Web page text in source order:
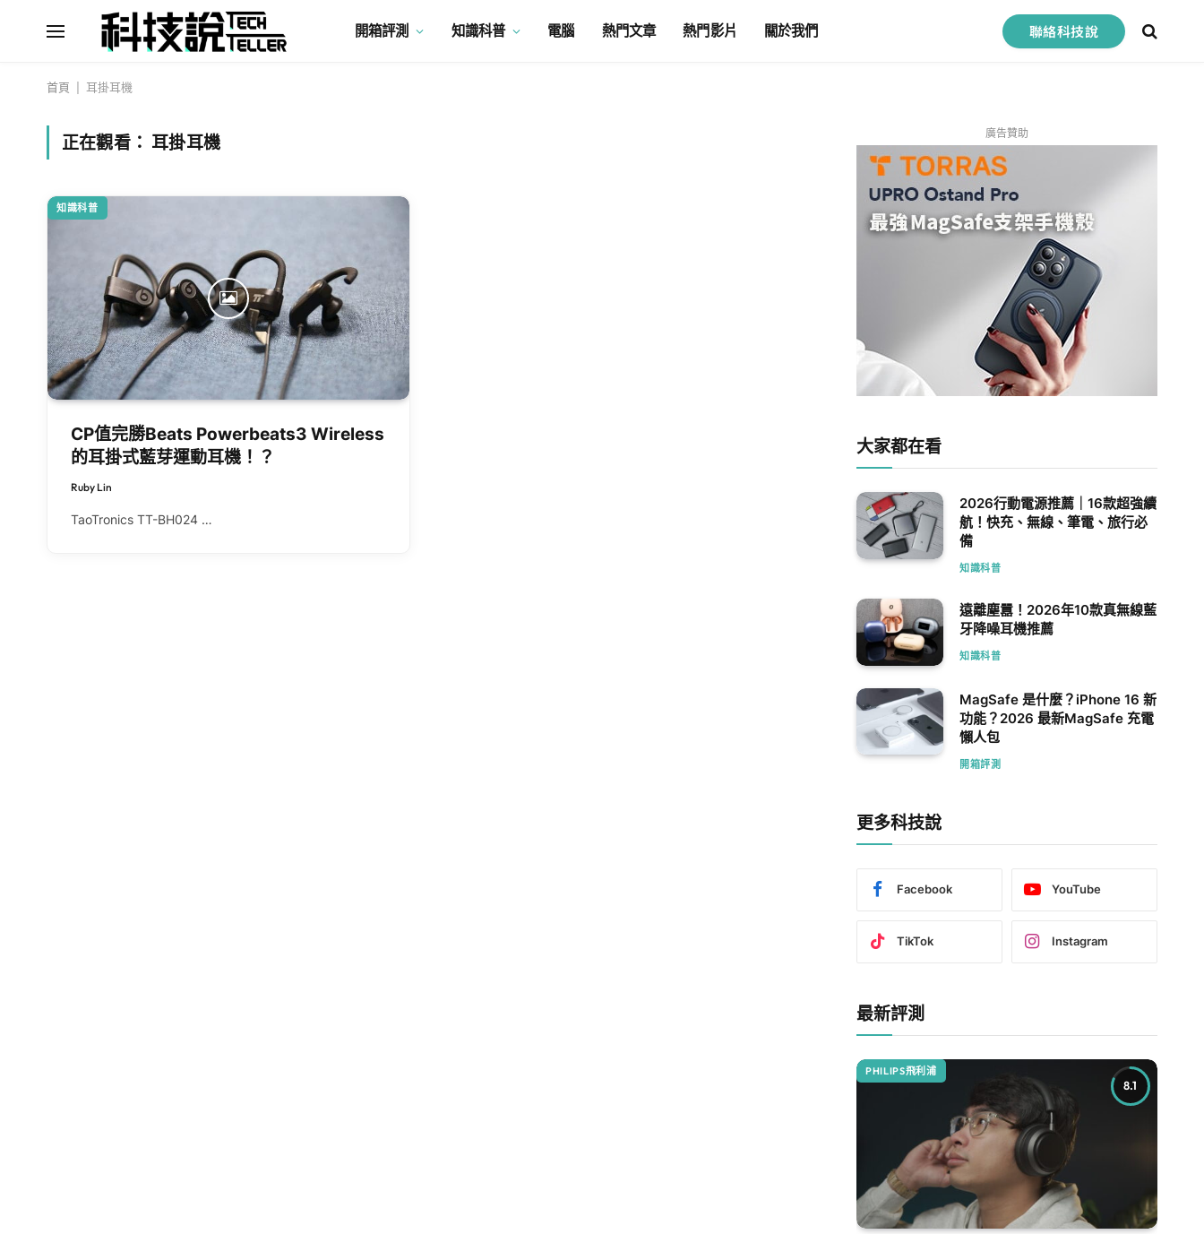
開箱評測 知識科普 電腦 熱門文章 熱門影片 關於我們 聯絡科技說
首頁 耳掛耳機
正在觀看： 耳掛耳機
知識科普
CP值完勝Beats Powerbeats3 Wireless
的耳掛式藍芽運動耳機！？
Ruby Lin
TaoTronics TT-BH024 …
廣告贊助
大家都在看
2026行動電源推薦｜16款超強續
航！快充、無線、筆電、旅行必
備
知識科普
遠離塵囂！2026年10款真無線藍
牙降噪耳機推薦
知識科普
MagSafe 是什麼？iPhone 16 新
功能？2026 最新MagSafe 充電
懶人包
開箱評測
更多科技說
Facebook YouTube
TikTok Instagram
最新評測
8.1
PHILIPS飛利浦